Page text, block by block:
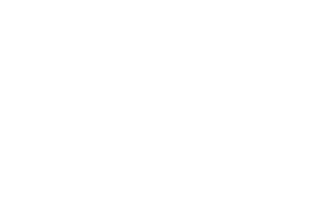
av aktuella kampanjer. Du som är Menigo-